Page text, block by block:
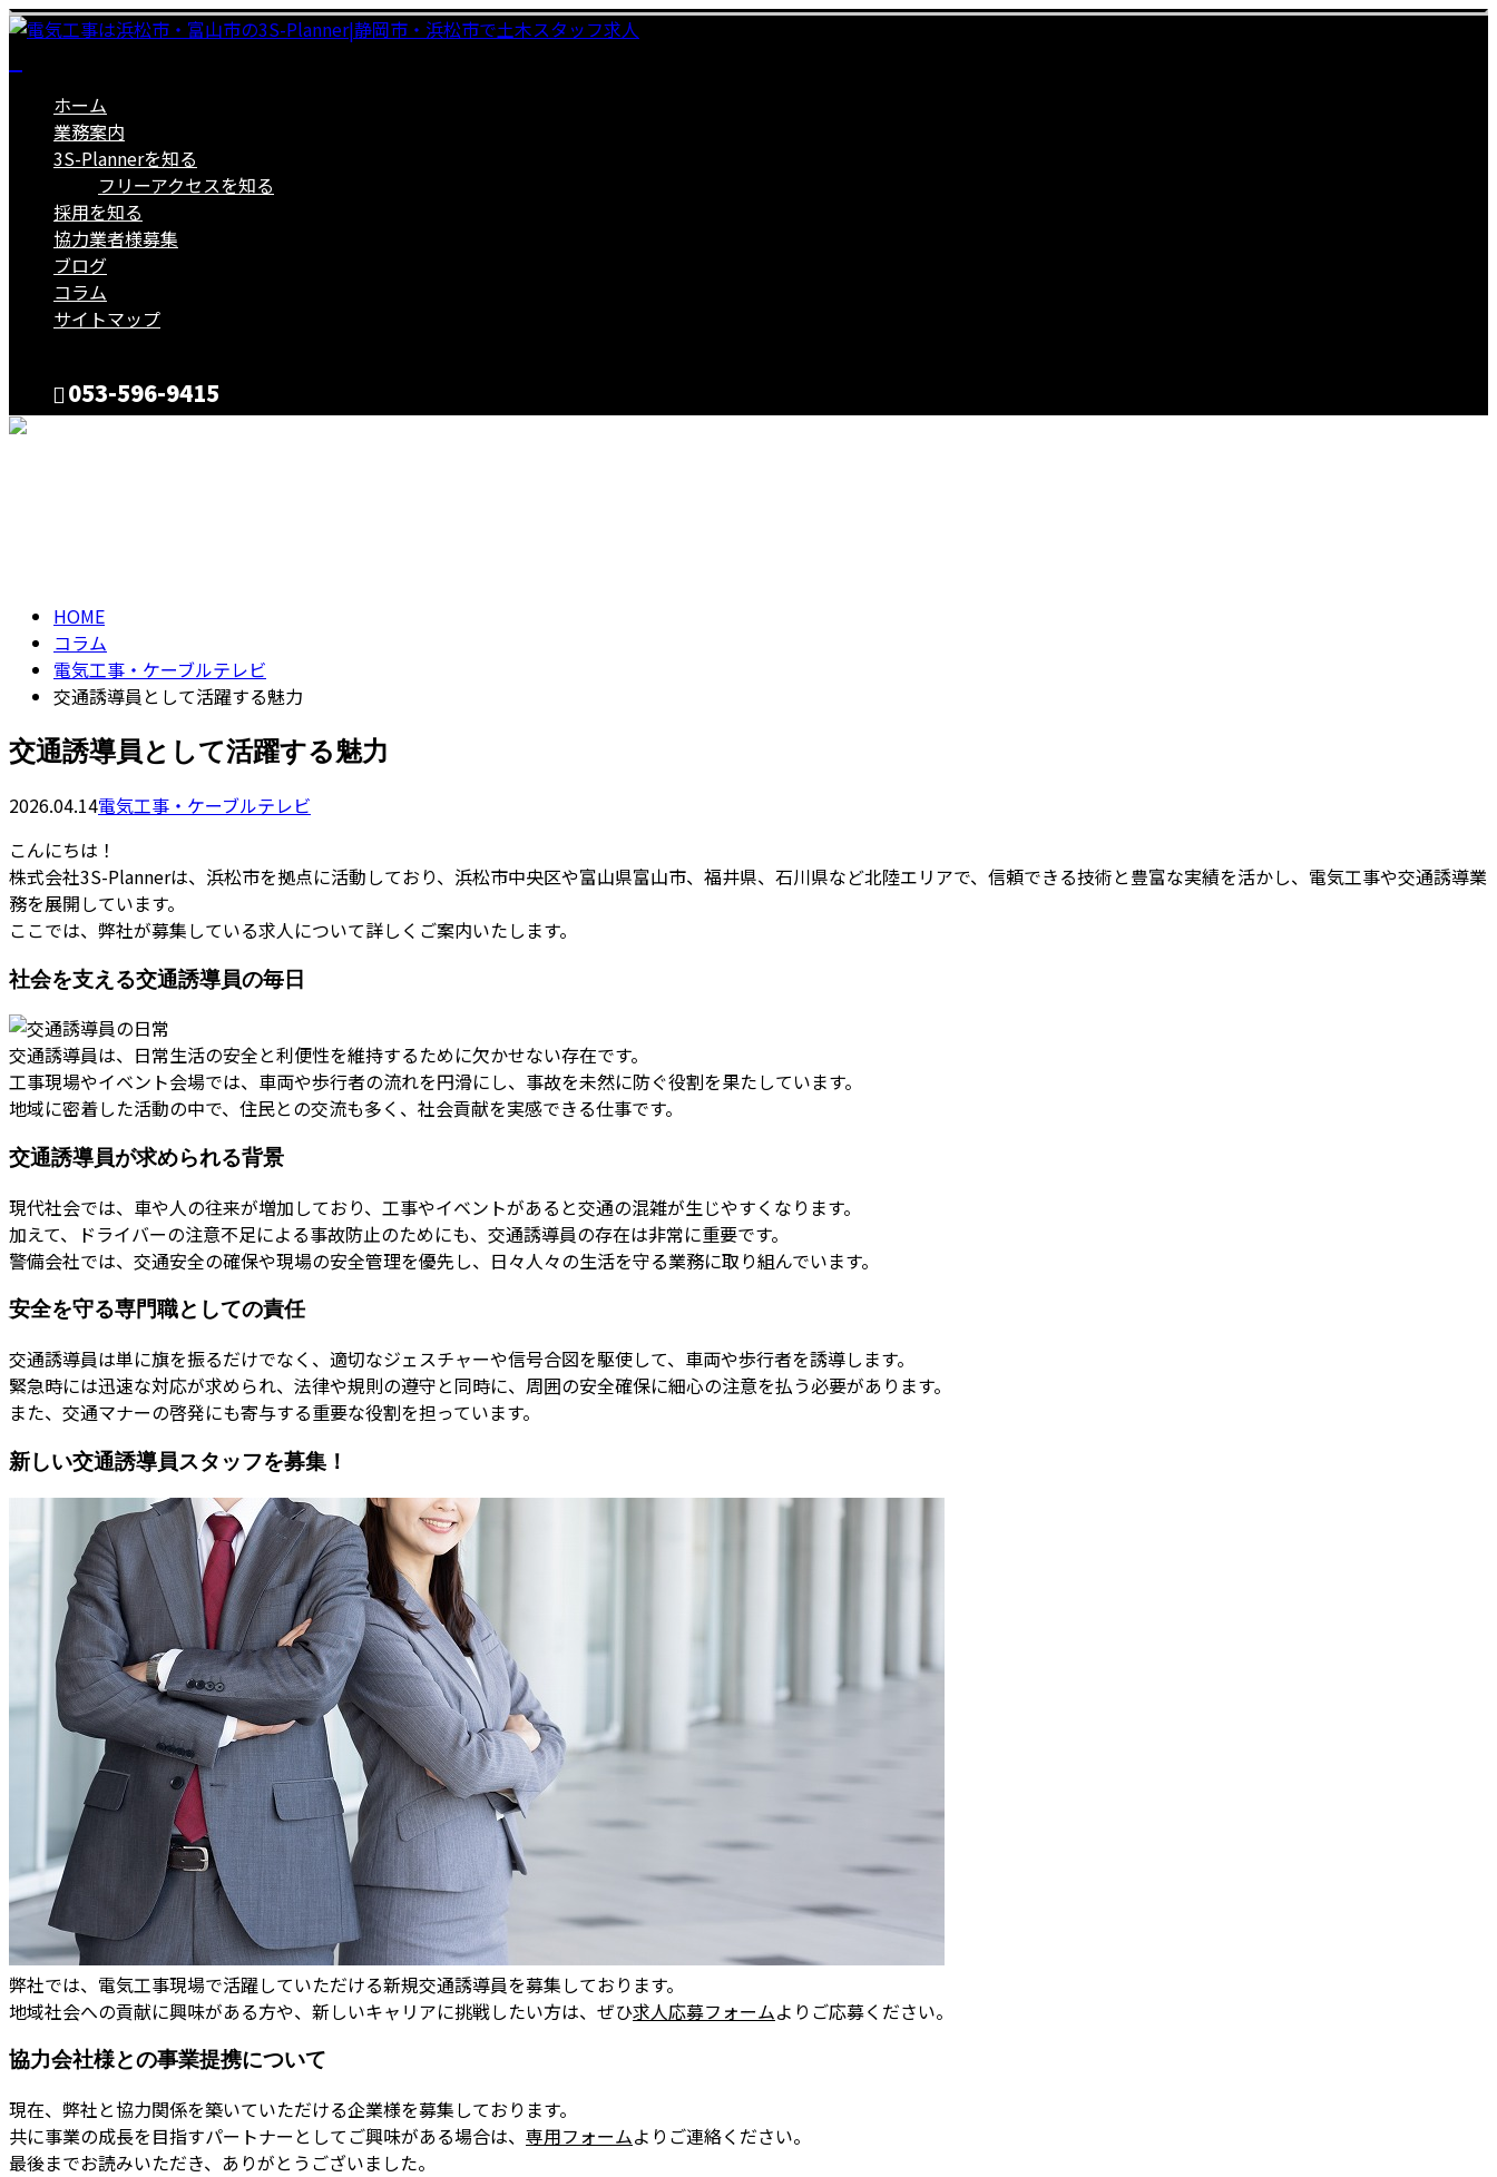
ホーム
業務案内
3S-Plannerを知る
フリーアクセスを知る
採用を知る
協力業者様募集
ブログ
コラム
サイトマップ
053-596-9415
HOME
コラム
電気工事・ケーブルテレビ
交通誘導員として活躍する魅力
交通誘導員として活躍する魅力
2026.04.14電気工事・ケーブルテレビ
こんにちは！
株式会社3S-Plannerは、浜松市を拠点に活動しており、浜松市中央区や富山県富山市、福井県、石川県など北陸エリアで、信頼できる技術と豊富な実績を活かし、電気工事や交通誘導業
務を展開しています。
ここでは、弊社が募集している求人について詳しくご案内いたします。
社会を支える交通誘導員の毎日
交通誘導員は、日常生活の安全と利便性を維持するために欠かせない存在です。
工事現場やイベント会場では、車両や歩行者の流れを円滑にし、事故を未然に防ぐ役割を果たしています。
地域に密着した活動の中で、住民との交流も多く、社会貢献を実感できる仕事です。
交通誘導員が求められる背景
現代社会では、車や人の往来が増加しており、工事やイベントがあると交通の混雑が生じやすくなります。
加えて、ドライバーの注意不足による事故防止のためにも、交通誘導員の存在は非常に重要です。
警備会社では、交通安全の確保や現場の安全管理を優先し、日々人々の生活を守る業務に取り組んでいます。
安全を守る専門職としての責任
交通誘導員は単に旗を振るだけでなく、適切なジェスチャーや信号合図を駆使して、車両や歩行者を誘導します。
緊急時には迅速な対応が求められ、法律や規則の遵守と同時に、周囲の安全確保に細心の注意を払う必要があります。
また、交通マナーの啓発にも寄与する重要な役割を担っています。
新しい交通誘導員スタッフを募集！
弊社では、電気工事現場で活躍していただける新規交通誘導員を募集しております。
地域社会への貢献に興味がある方や、新しいキャリアに挑戦したい方は、ぜひ求人応募フォームよりご応募ください。
協力会社様との事業提携について
現在、弊社と協力関係を築いていただける企業様を募集しております。
共に事業の成長を目指すパートナーとしてご興味がある場合は、 専用フォームよりご連絡ください。
最後までお読みいただき、ありがとうございました。